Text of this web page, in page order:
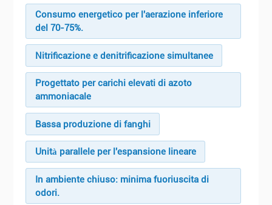
Consumo energetico per l'aerazione inferiore
del 70-75%.
Nitrificazione e denitrificazione simultanee
Progettato per carichi elevati di azoto
ammoniacale
Bassa produzione di fanghi
Unità parallele per l'espansione lineare
In ambiente chiuso: minima fuoriuscita di
odori.